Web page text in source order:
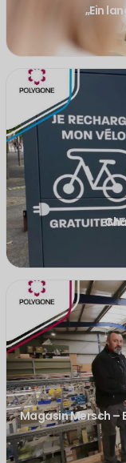
„Ein
Magasin Mersch –